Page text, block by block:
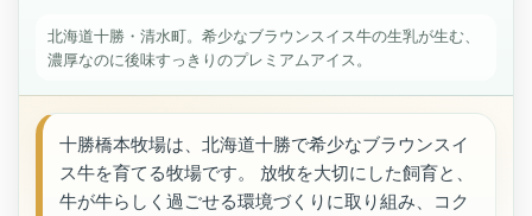
北海道十勝・清水町。希少なブラウンスイス牛の生乳が生む、
濃厚なのに後味すっきりのプレミアムアイス。
十勝橋本牧場は、北海道十勝で希少なブラウンスイ
ス牛を育てる牧場です。 放牧を大切にした飼育と、
牛が牛らしく過ごせる環境づくりに取り組み、コク